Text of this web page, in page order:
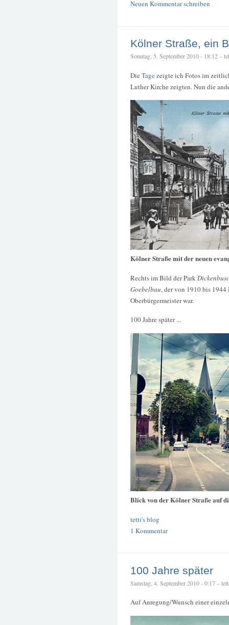
Neuen Kommentar schreiben
Kölner Straße, ein
Sonntag, 5. September 2010 - 18:12 –
Die Tagezeigte ich Fotos im
Luther Kirche zeigten. Nun die
Kölner Straße mit der neuen
Rechts im Bild der Park
Goebelbau, der von 1910 bis
Oberbürgermeister war.
100 Jahre später ...
Blick von der Kölner Straße auf
tetti's blog
1 Kommentar
100 Jahre später
Samstag, 4. September 2010 - 0:17 –
Auf Anregung/Wunsch einer